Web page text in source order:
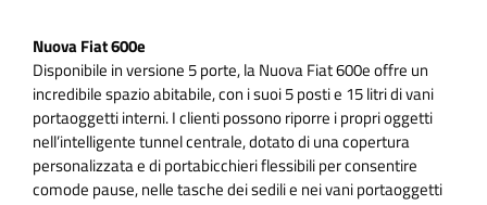
Nuova Fiat 600e
Disponibile in versione 5 porte, la Nuova Fiat 600e offre un
incredibile spazio abitabile, con i suoi 5 posti e 15 litri di vani
portaoggetti interni. I clienti possono riporre i propri oggetti
nell’intelligente tunnel centrale, dotato di una copertura
personalizzata e di portabicchieri flessibili per consentire
comode pause, nelle tasche dei sedili e nei vani portaoggetti